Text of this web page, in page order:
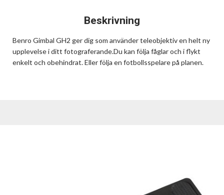
Beskrivning
Benro Gimbal GH2 ger dig som använder teleobjektiv en helt ny
upplevelse i ditt fotograferande.Du kan följa fåglar och i flykt
enkelt och obehindrat. Eller följa en fotbollsspelare på planen.